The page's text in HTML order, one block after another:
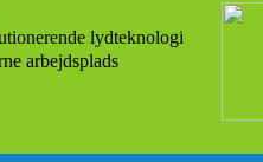
lydteknologi
arbejdsplads